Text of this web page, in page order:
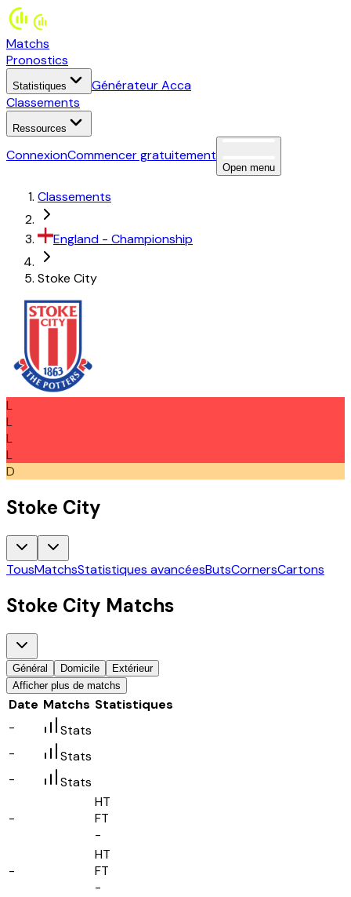
Matchs
Pronostics
Statistiques
Générateur Acca
Classements
Ressources
ConnexionCommencer gratuitement
Open menu
Classements
England - Championship
Stoke City
L
L
L
L
D
Stoke City
TousMatchsStatistiques avancéesButsCornersCartons
Stoke City Matchs
Général Domicile
Extérieur
Afficher plus de matchs
Date Matchs Statistiques
-
Stats
-
Stats
-
Stats
-
HT
FT
-
-
HT
FT
-